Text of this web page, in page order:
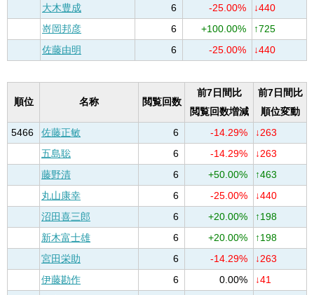
大木豊成
6 -25.00%
↓440
嵜岡邦彦
6 +100.00%
↑725
佐藤由明
6 -25.00% ↓440
順位 名称 閲覧回数
前7日間比
閲覧回数増減
前7日間比
順位変動
5466
佐藤正敏 6 -14.29%
↓263
五島聡
6 -14.29%
↓263
藤野清
6 +50.00%
↑463
丸山康幸
6 -25.00%
↓440
沼田喜三郎
6 +20.00%
↑198
新木富士雄
6 +20.00%
↑198
宮田栄助
6 -14.29%
↓263
伊藤勘作
6 0.00%
↓41